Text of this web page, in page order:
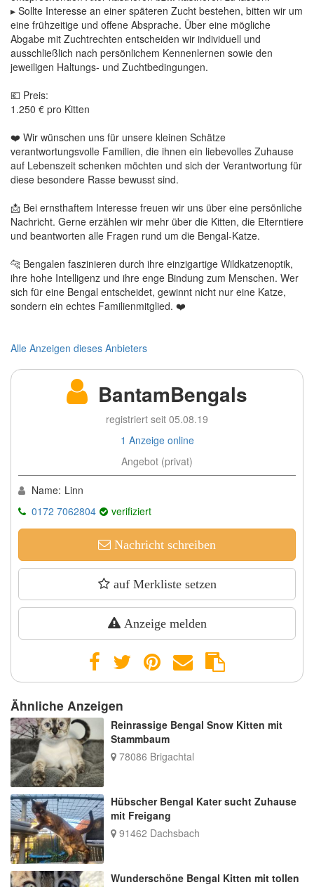
▸ Sollte Interesse an einer späteren Zucht bestehen, bitten wir um
eine frühzeitige und offene Absprache. Über eine mögliche
Abgabe mit Zuchtrechten entscheiden wir individuell und
ausschließlich nach persönlichem Kennenlernen sowie den
jeweiligen Haltungs- und Zuchtbedingungen.
💶 Preis:
1.250 € pro Kitten
❤️ Wir wünschen uns für unsere kleinen Schätze
verantwortungsvolle Familien, die ihnen ein liebevolles Zuhause
auf Lebenszeit schenken möchten und sich der Verantwortung für
diese besondere Rasse bewusst sind.
📩 Bei ernsthaftem Interesse freuen wir uns über eine persönliche
Nachricht. Gerne erzählen wir mehr über die Kitten, die Elterntiere
und beantworten alle Fragen rund um die Bengal-Katze.
🐆 Bengalen faszinieren durch ihre einzigartige Wildkatzenoptik,
ihre hohe Intelligenz und ihre enge Bindung zum Menschen. Wer
sich für eine Bengal entscheidet, gewinnt nicht nur eine Katze,
sondern ein echtes Familienmitglied. ❤️
Alle Anzeigen dieses Anbieters
BantamBengals
registriert seit 05.08.19
1 Anzeige online
Angebot (privat)
Name: Linn
0172 7062804
verifiziert
Nachricht schreiben
auf Merkliste setzen
Anzeige melden
Ähnliche Anzeigen
Reinrassige Bengal Snow Kitten mit
Stammbaum
78086 Brigachtal
Hübscher Bengal Kater sucht Zuhause
mit Freigang
91462 Dachsbach
Wunderschöne Bengal Kitten mit tollen